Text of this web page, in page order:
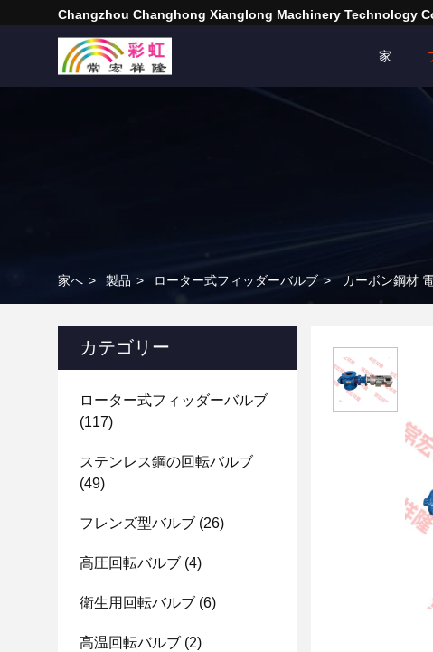
Changzhou Changhong Xianglong Machinery Technology
家
家へ > 製品 > ローター式フィッダーバルブ > カーボン鋼材
カテゴリー
ローター式フィッダーバルブ
(117)
ステンレス鋼の回転バルブ
(49)
フレンズ型バルブ (26)
高圧回転バルブ (4)
衛生用回転バルブ (6)
高温回転バルブ (2)